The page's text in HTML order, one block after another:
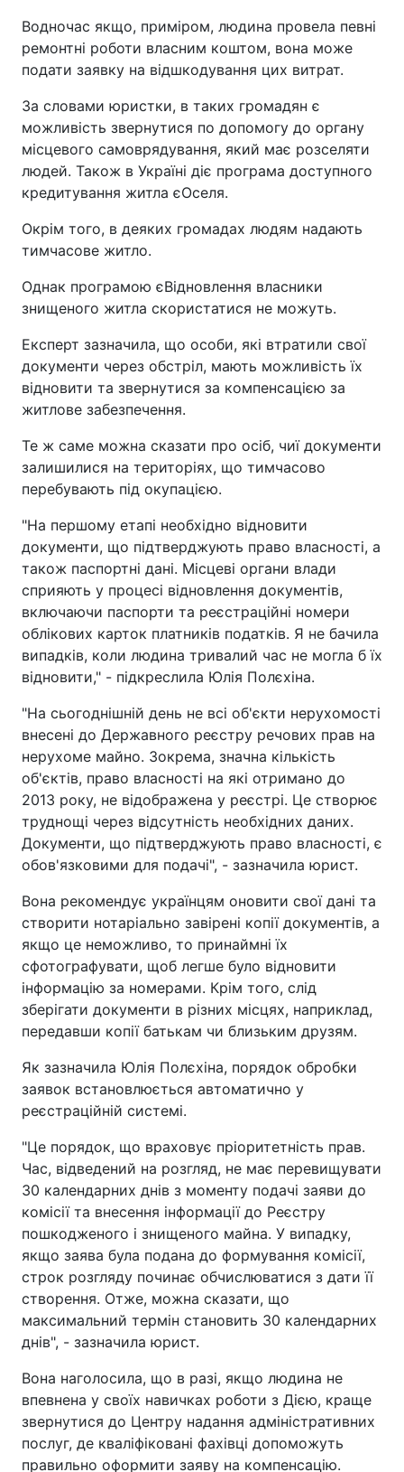
Водночас якщо, приміром, людина провела певні
ремонтні роботи власним коштом, вона може
подати заявку на відшкодування цих витрат.
За словами юристки, в таких громадян є
можливість звернутися по допомогу до органу
місцевого самоврядування, який має розселяти
людей. Також в Україні діє програма доступного
кредитування житла єОселя.
Окрім того, в деяких громадах людям надають
тимчасове житло.
Однак програмою єВідновлення власники
знищеного житла скористатися не можуть.
Експерт зазначила, що особи, які втратили свої
документи через обстріл, мають можливість їх
відновити та звернутися за компенсацією за
житлове забезпечення.
Те ж саме можна сказати про осіб, чиї документи
залишилися на територіях, що тимчасово
перебувають під окупацією.
"На першому етапі необхідно відновити
документи, що підтверджують право власності, а
також паспортні дані. Місцеві органи влади
сприяють у процесі відновлення документів,
включаючи паспорти та реєстраційні номери
облікових карток платників податків. Я не бачила
випадків, коли людина тривалий час не могла б їх
відновити," - підкреслила Юлія Полєхіна.
"На сьогоднішній день не всі об'єкти нерухомості
внесені до Державного реєстру речових прав на
нерухоме майно. Зокрема, значна кількість
об'єктів, право власності на які отримано до
2013 року, не відображена у реєстрі. Це створює
труднощі через відсутність необхідних даних.
Документи, що підтверджують право власності, є
обов'язковими для подачі", - зазначила юрист.
Вона рекомендує українцям оновити свої дані та
створити нотаріально завірені копії документів, а
якщо це неможливо, то принаймні їх
сфотографувати, щоб легше було відновити
інформацію за номерами. Крім того, слід
зберігати документи в різних місцях, наприклад,
передавши копії батькам чи близьким друзям.
Як зазначила Юлія Полєхіна, порядок обробки
заявок встановлюється автоматично у
реєстраційній системі.
"Це порядок, що враховує пріоритетність прав.
Час, відведений на розгляд, не має перевищувати
30 календарних днів з моменту подачі заяви до
комісії та внесення інформації до Реєстру
пошкодженого і знищеного майна. У випадку,
якщо заява була подана до формування комісії,
строк розгляду починає обчислюватися з дати її
створення. Отже, можна сказати, що
максимальний термін становить 30 календарних
днів", - зазначила юрист.
Вона наголосила, що в разі, якщо людина не
впевнена у своїх навичках роботи з Дією, краще
звернутися до Центру надання адміністративних
послуг, де кваліфіковані фахівці допоможуть
правильно оформити заяву на компенсацію.